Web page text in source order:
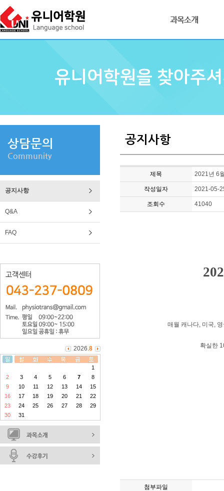
과목소개
상담문의
Community
공지사항
Q&A
FAQ
2026.8
1
2
3 4 5 6 7
8
9
10 11 12 13 14
15
16
17 18 19 20 21
22
23
24 25 26 27 28
29
30
31
공지사항
제목 2021년 6
작성일자 2021-05-
조회수 41040
매월 캐나다, 미국,
확실한
첨부파일